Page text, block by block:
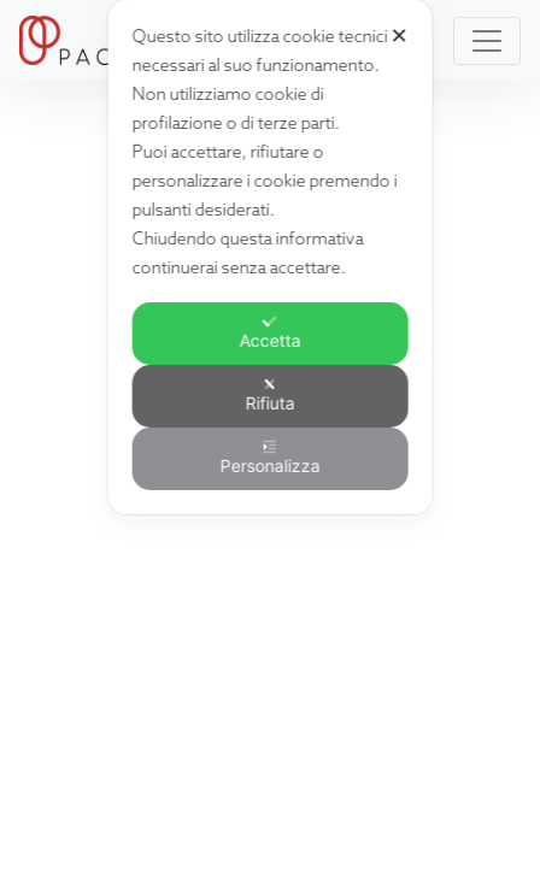
✕
Questo sito utilizza cookie tecnici
necessari al suo funzionamento.
Non utilizziamo cookie di
profilazione o di terze parti.
Puoi accettare, rifiutare o
personalizzare i cookie premendo i
pulsanti desiderati.
Chiudendo questa informativa
continuerai senza accettare.
Accetta
Rifiuta
Personalizza